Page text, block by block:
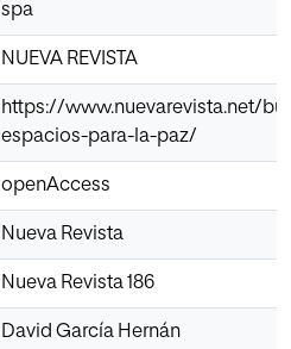
spa
NUEVA REVISTA
https://www.nuevarevista.net/
espacios-para-la-paz/
openAccess
Nueva Revista
Nueva Revista 186
David García Hernán